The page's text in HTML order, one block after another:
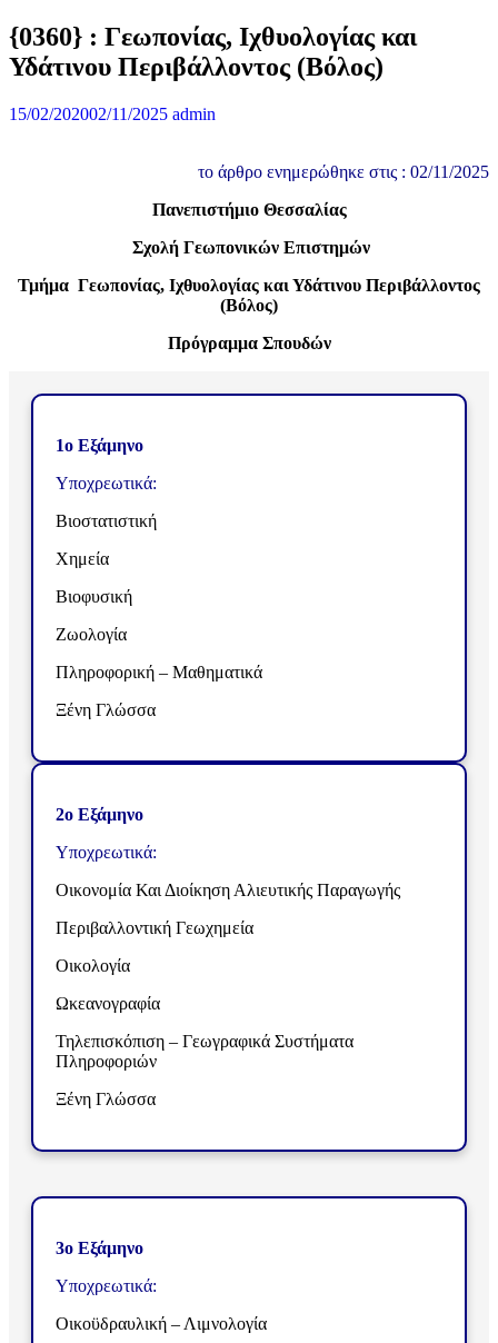
{0360} : Γεωπονίας, Ιχθυολογίας και
Υδάτινου Περιβάλλοντος (Βόλος)
15/02/202002/11/2025 admin
το άρθρο ενημερώθηκε στις : 02/11/2025
Πανεπιστήμιο Θεσσαλίας
Σχολή Γεωπονικών Επιστημών
Τμήμα Γεωπονίας, Ιχθυολογίας και Υδάτινου Περιβάλλοντος
(Βόλος)
Πρόγραμμα Σπουδών
1ο Εξάμηνο
Υποχρεωτικά:
Βιοστατιστική
Χημεία
Βιοφυσική
Ζωολογία
Πληροφορική – Μαθηματικά
Ξένη Γλώσσα
2ο Εξάμηνο
Υποχρεωτικά:
Οικονομία Και Διοίκηση Αλιευτικής Παραγωγής
Περιβαλλοντική Γεωχημεία
Οικολογία
Ωκεανογραφία
Τηλεπισκόπιση – Γεωγραφικά Συστήματα
Πληροφοριών
Ξένη Γλώσσα
3ο Εξάμηνο
Υποχρεωτικά:
Οικοϋδραυλική – Λιμνολογία